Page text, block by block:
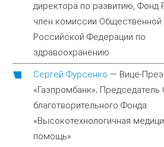
директора по развитию, Фонд
член комиссии Общественной
Российской Федерации по
здравоохранению
Сергей Фурсенко — Вице-
«Газпромбанк»; Председатель
благотворительного Фонда
«Высокотехнологичная
помощь»